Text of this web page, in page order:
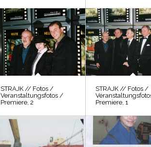
STRAJK // Fotos /
Veranstaltungsfotos /
Premiere, 2
STRAJK // Fotos /
Premiere, 1